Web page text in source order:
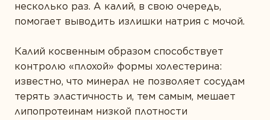
несколько раз. А калий, в свою очередь,
помогает выводить излишки натрия с мочой.
Калий косвенным образом способствует
контролю «плохой» формы холестерина:
известно, что минерал не позволяет сосудам
терять эластичность и, тем самым, мешает
липопротеинам низкой плотности